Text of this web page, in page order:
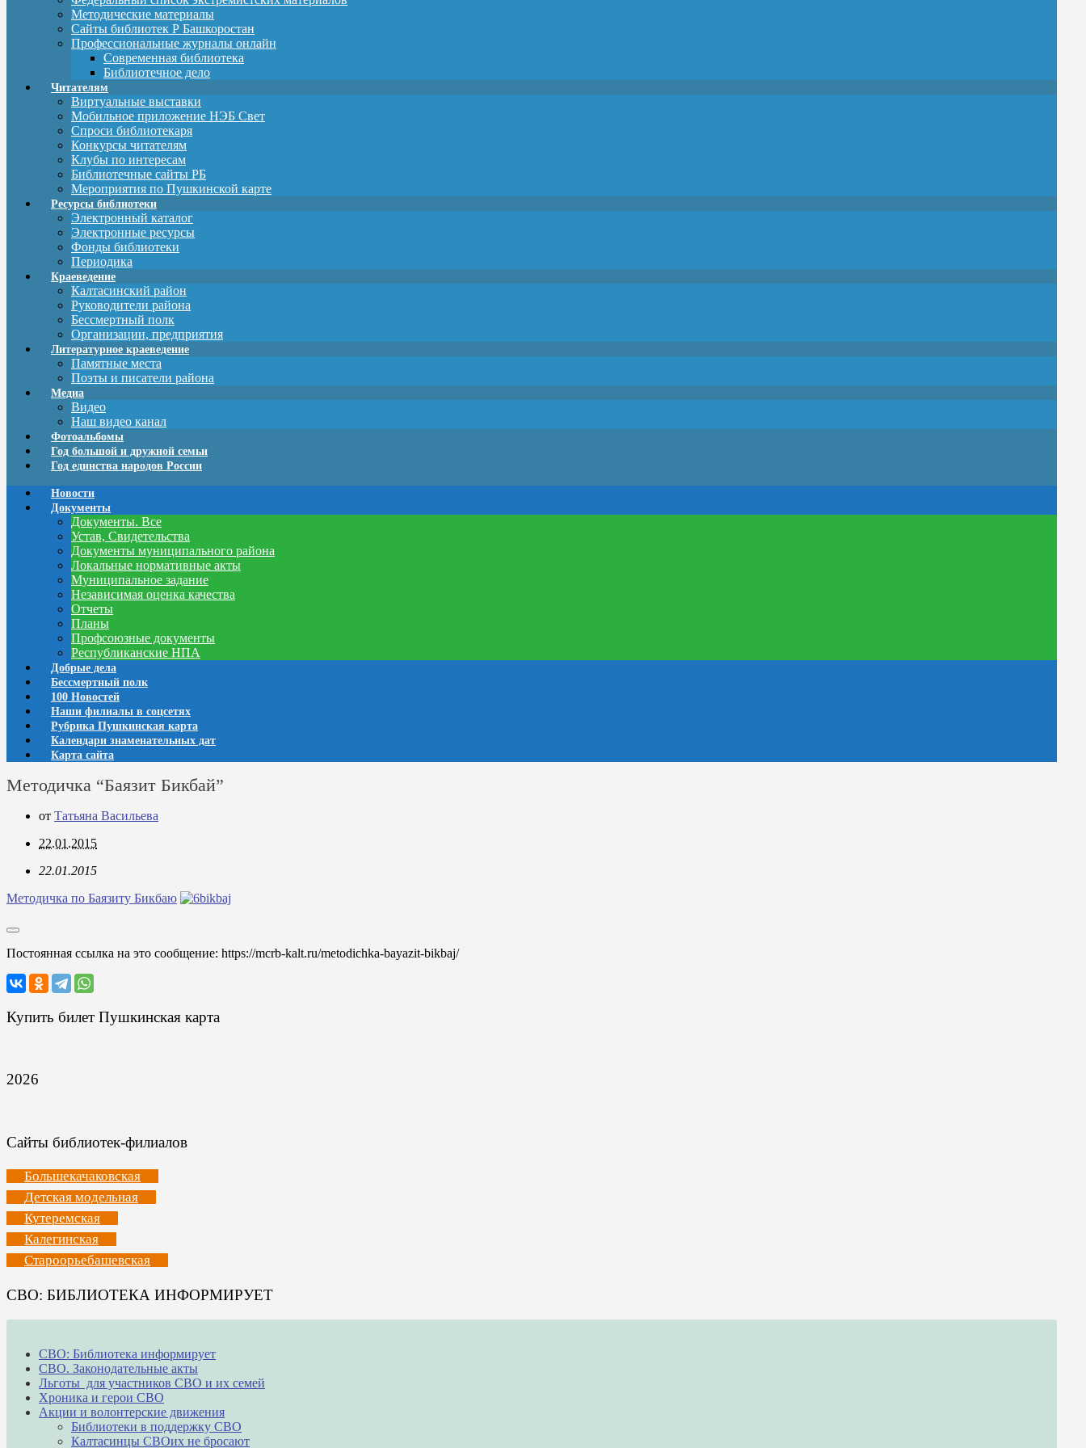
Методические материалы
Сайты библиотек Р Башкоростан
Профессиональные журналы онлайн
Современная библиотека
Библиотечное дело
Читателям
Виртуальные выставки
Мобильное приложение НЭБ Свет
Спроси библиотекаря
Конкурсы читателям
Клубы по интересам
Библиотечные сайты РБ
Мероприятия по Пушкинской карте
Ресурсы библиотеки
Электронный каталог
Электронные ресурсы
Фонды библиотеки
Периодика
Краеведение
Калтасинский район
Руководители района
Бессмертный полк
Организации, предприятия
Литературное краеведение
Памятные места
Поэты и писатели района
Медиа
Видео
Наш видео канал
Фотоальбомы
Год большой и дружной семьи
Год единства народов России
Новости
Документы
Документы. Все
Устав, Свидетельства
Документы муниципального района
Локальные нормативные акты
Муниципальное задание
Независимая оценка качества
Отчеты
Планы
Профсоюзные документы
Республиканские НПА
Добрые дела
Бессмертный полк
100 Новостей
Наши филиалы в соцсетях
Рубрика Пушкинская карта
Календари знаменательных дат
Карта сайта
Методичка “Баязит Бикбай”
от Татьяна Васильева
22.01.2015
22.01.2015
Методичка по Баязиту Бикбаю
Постоянная ссылка на это сообщение: https://mcrb-kalt.ru/metodichka-bayazit-bikbaj/
Купить билет Пушкинская карта
2026
Сайты библиотек-филиалов
Большекачаковская
Детская модельная
Кутеремская
Калегинская
Староорьебашевская
СВО: БИБЛИОТЕКА ИНФОРМИРУЕТ
СВО: Библиотека информирует
СВО. Законодательные акты
Льготы для участников СВО и их семей
Хроника и герои СВО
Акции и волонтерские движения
Библиотеки в поддержку СВО
Калтасинцы СВОих не бросают